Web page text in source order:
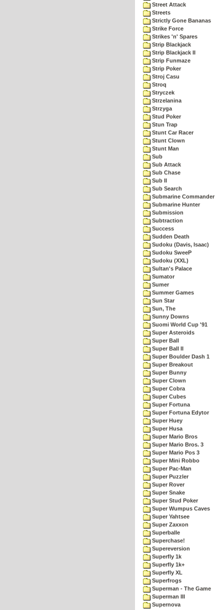
Street Attack
Streets
Strictly Gone Bananas
Strike Force
Strikes 'n' Spares
Strip Blackjack
Strip Blackjack II
Strip Funmaze
Strip Poker
Stroj Casu
Stroq
Stryczek
Strzelanina
Strzyga
Stud Poker
Stun Trap
Stunt Car Racer
Stunt Clown
Stunt Man
Sub
Sub Attack
Sub Chase
Sub II
Sub Search
Submarine Commander
Submarine Hunter
Submission
Subtraction
Success
Sudden Death
Sudoku (Davis, Isaac)
Sudoku SweeP
Sudoku (XXL)
Sultan's Palace
Sumator
Sumer
Summer Games
Sun Star
Sun, The
Sunny Downs
Suomi World Cup '91
Super Asteroids
Super Ball
Super Ball II
Super Boulder Dash 1
Super Breakout
Super Bunny
Super Clown
Super Cobra
Super Cubes
Super Fortuna
Super Fortuna Edytor
Super Huey
Super Husa
Super Mario Bros
Super Mario Bros. 3
Super Mario Pos 3
Super Mini Robbo
Super Pac-Man
Super Puzzler
Super Rover
Super Snake
Super Stud Poker
Super Wumpus Caves
Super Yahtsee
Super Zaxxon
Superballe
Superchase!
Supereversion
Superfly 1k
Superfly 1k+
Superfly XL
Superfrogs
Superman - The Game
Superman III
Supernova